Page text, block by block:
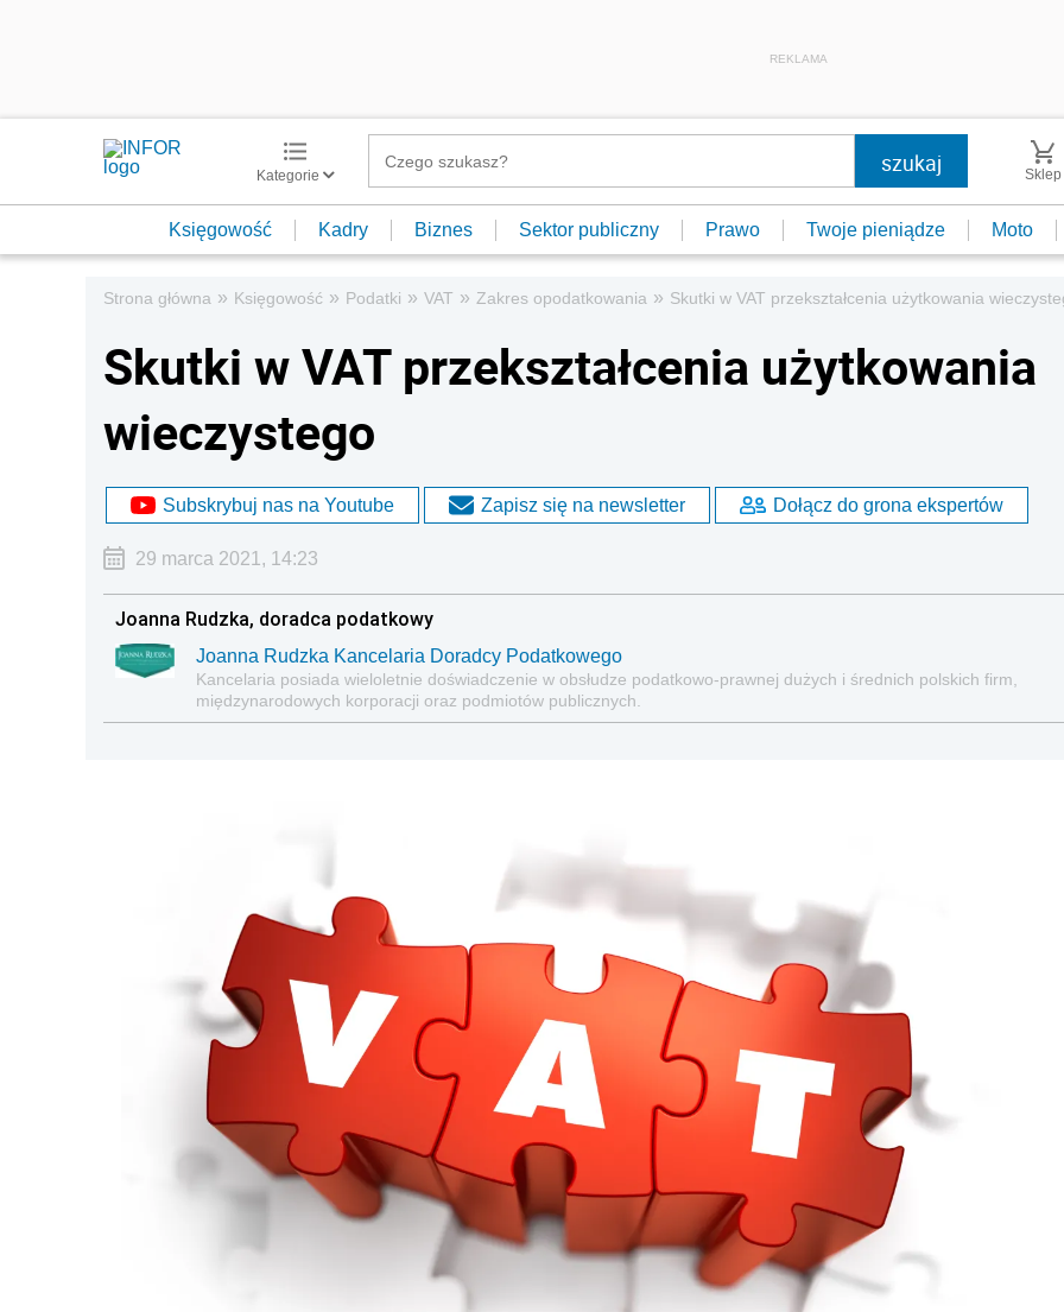
REKLAMA
Kategorie Sklep
Księgowość Kadry Biznes Sektor publiczny Prawo Twoje pieniądze Moto
Strona główna » Księgowość » Podatki » VAT » Zakres opodatkowania » Skutki w VAT przekształcenia użytkowania
Skutki w VAT przekształcenia użytkowania
wieczystego
Subskrybuj nas na Youtube Zapisz się na newsletter Dołącz do grona ekspertów
29 marca 2021, 14:23
Joanna Rudzka, doradca podatkowy
Joanna Rudzka Kancelaria Doradcy Podatkowego
Kancelaria posiada wieloletnie doświadczenie w obsłudze podatkowo-prawnej dużych i średnich polskich firm,
międzynarodowych korporacji oraz podmiotów publicznych.